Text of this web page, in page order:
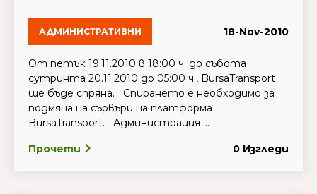
АДМИНИСТРАТИВНИ 18-Nov-2010
От петък 19.11.2010 в 18:00 ч. до събота
сутринта 20.11.2010 до 05:00 ч., BursaTransport
ще бъде спряна. Спирането е необходимо за
подмяна на сървъри на платформа
BursaTransport. Администрация ...
Прочети 0 Изгледи